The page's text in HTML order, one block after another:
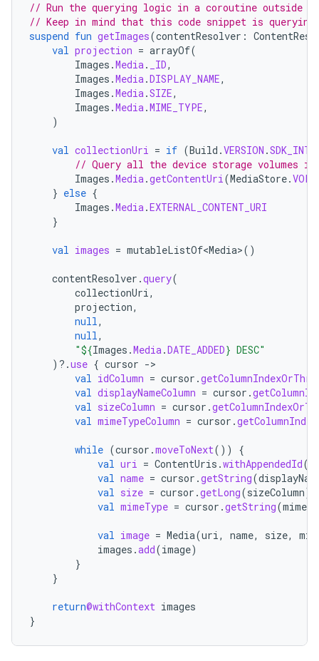
// Run the querying logic in a coroutine outside
// Keep in mind that this code snippet is querying
suspend fun getImages(contentResolver :
val projection = arrayOf(
Images .Media. _ID,
Images .Media.DISPLAY_NAME,
Images .Media.SIZE,
Images .Media.MIME_TYPE,
)
val collectionUri = if (Build .VERSION .SDK_INT
// Query all the device storage volumes
Images .Media.getContentUri(MediaStore.
} else {
Images .Media.EXTERNAL_CONTENT_URI
}
val images = mutableListOf<Media>()
contentResolver .query(
collectionUri,
projection,
null,
null,
"${Images .Media.DATE_ADDED} DESC"
) ?.use { cursor -
val idColumn = cursor .
val displayNameColumn = cursor .
val sizeColumn = cursor .
val mimeTypeColumn = cursor .
while (cursor .moveToNext())
{
val uri = ContentUris .withAppendedId(
val name = cursor .getString(
val size = cursor .getLong(sizeColumn)
val mimeType = cursor .getString(
val image = Media(uri, name, size,
images .add(image)
}
}
return@withContext images
}